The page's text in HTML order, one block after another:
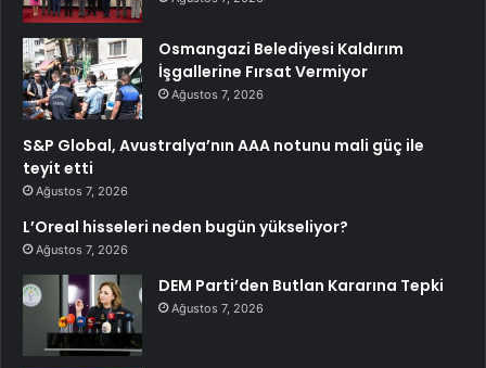
Osmangazi Belediyesi Kaldırım
İşgallerine Fırsat Vermiyor
Ağustos 7, 2026
S&P Global, Avustralya’nın AAA notunu mali güç ile
teyit etti
Ağustos 7, 2026
L’Oreal hisseleri neden bugün yükseliyor?
Ağustos 7, 2026
DEM Parti’den Butlan Kararına Tepki
Ağustos 7, 2026